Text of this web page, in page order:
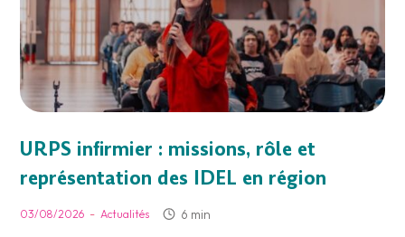
URPS infirmier : missions, rôle et
représentation des IDEL en région
03/08/2026 - Actualités 6 min